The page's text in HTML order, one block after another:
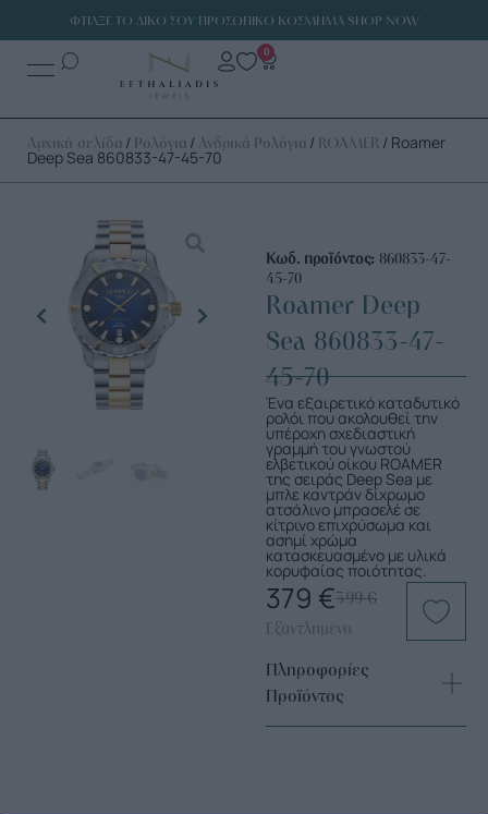
ΦΤΙΑΞΕ ΤΟ ΔΙΚΟ ΣΟΥ ΠΡΟΣΩΠΙΚΟ ΚΟΣΜΗΜΑ SHOP NOW
0
Αρχική σελίδα / Ρολόγια / Ανδρικά Ρολόγια / ROAMER / Roamer
Deep Sea 860833-47-45-70
Κωδ. προϊόντος: 860833-47-
45-70
Roamer Deep
Sea 860833-47-
45-70
Ένα εξαιρετικό καταδυτικό
ρολόι που ακολουθεί την
υπέροχη σχεδιαστική
γραμμή του γνωστού
ελβετικού οίκου ROAMER
της σειράς Deep Sea με
μπλε καντράν δίχρωμο
ατσάλινο μπρασελέ σε
κίτρινο επιχρύσωμα και
ασημί χρώμα
κατασκευασμένο με υλικά
κορυφαίας ποιότητας.
399€
379 €
Εξαντλημένο
Πληροφορίες
Προϊόντος